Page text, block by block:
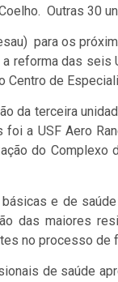
Outras 30
para os
reforma das seis
Centro de
da terceira
a USF Aero
do Complexo
e de
das maiores
no processo de
de saúde